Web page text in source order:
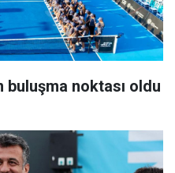
noktası oldu